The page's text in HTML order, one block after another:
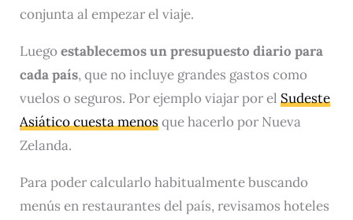
conjunta al empezar el viaje.
Luegoestablecemos un presupuesto diario para
cada país, que no incluye grandes gastos como
vuelos o seguros. Por ejemplo viajar por el Sudeste
Asiático cuesta menosque hacerlo por Nueva
Zelanda.
Para poder calcularlo habitualmente buscando
menús en restaurantes del país, revisamos hoteles